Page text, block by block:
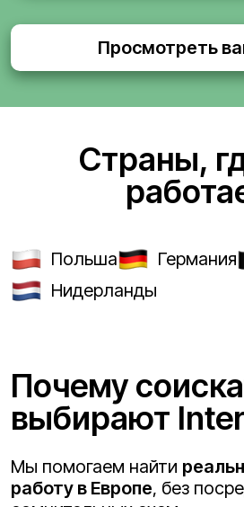
Просмотреть
Страны,
Польша Германия
Нидерланды
Почему
выбирают
Мы помогаем найти
работу в Европе, без